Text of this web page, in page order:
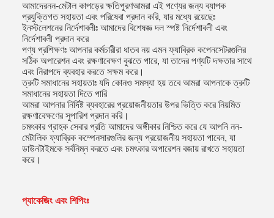
আমাদেরনন-মেটাল কাপড়ের ক্ষতিপূরণআমরা এই পণ্যের জন্য ব্যাপক
প্রযুক্তিগত সহায়তা এবং পরিষেবা প্রদান করি, যার মধ্যে রয়েছেঃ
ইনস্টলেশনের নির্দেশাবলীঃ আমাদের বিশেষজ্ঞ দল স্পষ্ট নির্দেশাবলী এবং
নির্দেশাবলী প্রদান করে
পণ্য প্রশিক্ষণঃ আপনার কর্মচারীরা ধাতব নয় এমন ফ্যাব্রিক কপেনসেটরগুলির
সঠিক অপারেশন এবং রক্ষণাবেক্ষণ বুঝতে পারে, যা তাদের পণ্যটি দক্ষতার সাথে
এবং নিরাপদে ব্যবহার করতে সক্ষম করে।
ত্রুটি সমাধানের সহায়তাঃ যদি কোনও সমস্যা হয় তবে আমরা আপনাকে ত্রুটি
সমাধানের সহায়তা দিতে পারি
আমরা আপনার নির্দিষ্ট ব্যবহারের প্রয়োজনীয়তার উপর ভিত্তি করে নিয়মিত
রক্ষণাবেক্ষণের সুপারিশ প্রদান করি।
চমৎকার গ্রাহক সেবার প্রতি আমাদের অঙ্গীকার নিশ্চিত করে যে আপনি নন-
মেটালিক ফ্যাব্রিক কম্পেনসারগুলির জন্য প্রয়োজনীয় সহায়তা পাবেন, যা
ডাউনটাইমকে সর্বনিম্ন করতে এবং চমৎকার অপারেশন বজায় রাখতে সহায়তা
করে।
প্যাকেজিং এবং শিপিংঃ